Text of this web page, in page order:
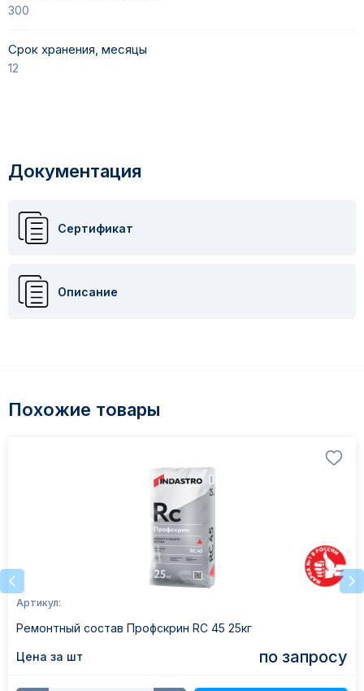
300
Срок хранения, месяцы
12
Документация
Сертификат
Описание
Похожие товары
Артикул:
Ремонтный состав Профскрин RC 45 25кг
Цена за шт по запросу